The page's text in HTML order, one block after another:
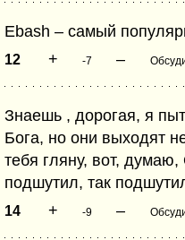
Ebash – самый
12 + -7 –
Знаешь , дорогая, я
Бога, но они выходят
тебя гляну, вот,
подшутил, так
14 + -9 –